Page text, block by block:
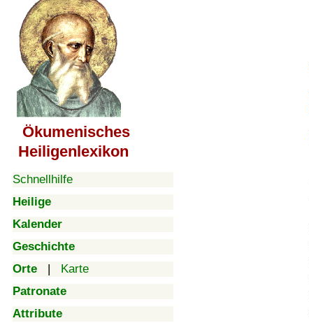
Ökumenisches
Heiligenlexikon
Schnellhilfe
Heilige
Kalender
Geschichte
Orte | Karte
Patronate
Attribute